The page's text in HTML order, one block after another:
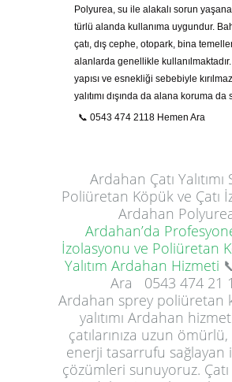
Polyurea, su ile alakalı sorun
türlü alanda kullanıma uygundur.
çatı, dış cephe, otopark, bina
alanlarda genellikle
yapısı ve esnekliği sebebiyle
yalıtımı dışında da alana koruma da
📞 0543 474 2118 Hemen Ara
Ardahan Çatı Yalıtımı
Poliüretan Köpük ve Çatı
Ardahan
Ardahan’da
İzolasyonu ve Poliüretan
Yalıtım Ardahan Hizmeti
Ara
0543 474 21
Ardahan sprey poliüretan
yalıtımı Ardahan
çatılarınıza uzun
enerji tasarrufu sağlayan
çözümleri sunuyoruz.